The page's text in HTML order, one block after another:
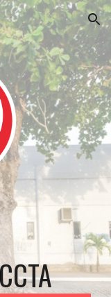
Skip to navigation